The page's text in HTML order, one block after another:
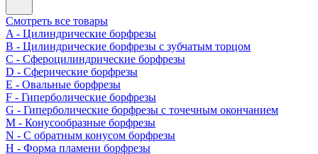
Смотреть все товары
A - Цилиндрические борфрезы
B - Цилиндрические борфрезы с зубчатым торцом
C - Сфероцилиндрические борфрезы
D - Сферические борфрезы
E - Овальные борфрезы
F - Гиперболические борфрезы
G - Гиперболические борфрезы с точечным окончанием
M - Конусообразные борфрезы
N - С обратным конусом борфрезы
H - Форма пламени борфрезы